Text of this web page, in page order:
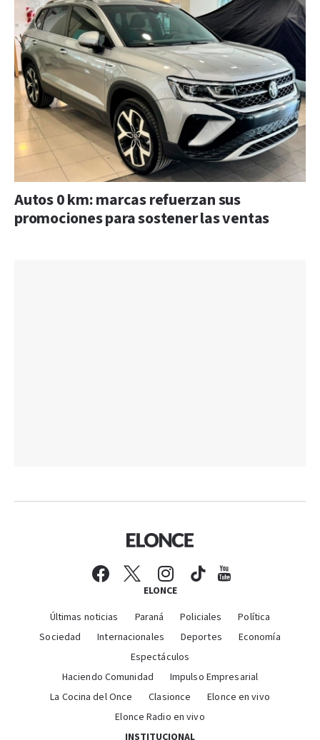
Autos 0 km: marcas refuerzan sus
promociones para sostener las ventas
ELONCE
Últimas noticias Paraná Policiales
Política
Sociedad
Internacionales Deportes
Economía
Espectáculos
Haciendo Comunidad
Impulso Empresarial
La Cocina del Once
Clasionce
Elonce en vivo
Elonce Radio en vivo
INSTITUCIONAL